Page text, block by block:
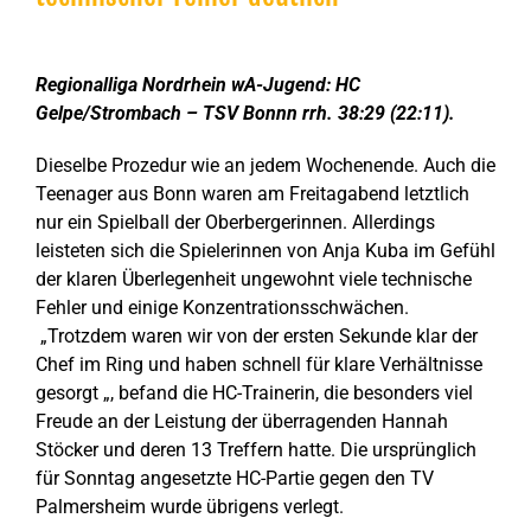
grösseres
Bild
Regionalliga Nordrhein wA-Jugend: HC
Gelpe/Strombach – TSV Bonnn rrh. 38:29 (22:11).
Dieselbe Prozedur wie an jedem Wochenende. Auch die
Teenager aus Bonn waren am Freitagabend letztlich
nur ein Spielball der Oberbergerinnen. Allerdings
leisteten sich die Spielerinnen von Anja Kuba im Gefühl
der klaren Überlegenheit ungewohnt viele technische
Fehler und einige Konzentrationsschwächen.
„Trotzdem waren wir von der ersten Sekunde klar der
Chef im Ring und haben schnell für klare Verhältnisse
gesorgt „, befand die HC-Trainerin, die besonders viel
Freude an der Leistung der überragenden Hannah
Stöcker und deren 13 Treffern hatte. Die ursprünglich
für Sonntag angesetzte HC-Partie gegen den TV
Palmersheim wurde übrigens verlegt.